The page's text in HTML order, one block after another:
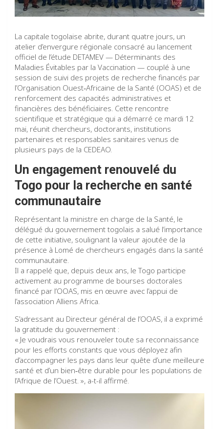
La capitale togolaise abrite, durant quatre jours, un
atelier d’envergure régionale consacré au lancement
officiel de l’étude DETAMEV — Déterminants des
Maladies Évitables par la Vaccination — couplé à une
session de suivi des projets de recherche financés par
l’Organisation Ouest‑Africaine de la Santé (OOAS) et de
renforcement des capacités administratives et
financières des bénéficiaires. Cette rencontre
scientifique et stratégique qui a démarré ce mardi 12
mai, réunit chercheurs, doctorants, institutions
partenaires et responsables sanitaires venus de
plusieurs pays de la CEDEAO.
Un engagement renouvelé du
Togo pour la recherche en santé
communautaire
Représentant la ministre en charge de la Santé, le
délégué du gouvernement togolais a salué l’importance
de cette initiative, soulignant la valeur ajoutée de la
présence à Lomé de chercheurs engagés dans la santé
communautaire.
Il a rappelé que, depuis deux ans, le Togo participe
activement au programme de bourses doctorales
financé par l’OOAS, mis en œuvre avec l’appui de
l’association Alliens Africa.
S’adressant au Directeur général de l’OOAS, il a exprimé
la gratitude du gouvernement :
« Je voudrais vous renouveler toute sa reconnaissance
pour les efforts constants que vous déployez afin
d’accompagner les pays dans leur quête d’une meilleure
santé et d’un bien‑être durable pour les populations de
l’Afrique de l’Ouest. », a-t-il affirmé.